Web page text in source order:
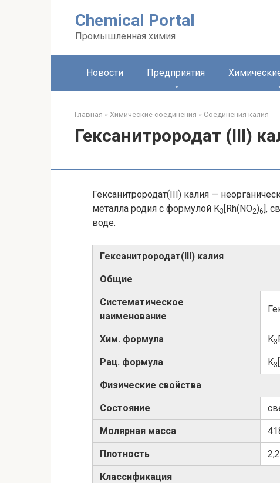
Chemical Portal
Промышленная химия
Новости Предприятия
Главная » Химические соединения » Соединения калия‎
Гексанитрородат (III)
Гексанитрородат(III) калия —
металла родия с формулой K3 [Rh(NO2)6],
воде.
Гексанитрородат​(III)​ калия
Общие
Систематическое
наименование
Хим. формула K3
Рац. формула K3
Физические свойства
Состояние
Молярная масса
Плотность
Классификация